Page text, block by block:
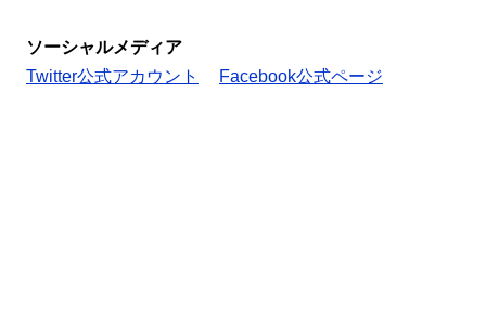
ソーシャルメディア
Twitter公式アカウント
Facebook公式ページ